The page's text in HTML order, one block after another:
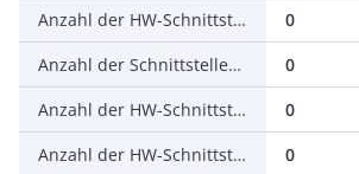
Anzahl der HW-Schnittstellen Industrial Ethernet
0
Anzahl der Schnittstellen PROFINET
0
Anzahl der HW-Schnittstellen seriell RS-232
0
Anzahl der HW-Schnittstellen seriell RS-422
0